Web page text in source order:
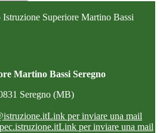
Istruzione Superiore Martino Bassi
Martino Bassi Seregno
Seregno (MB)
Link per inviare una mail
Link per inviare una mail